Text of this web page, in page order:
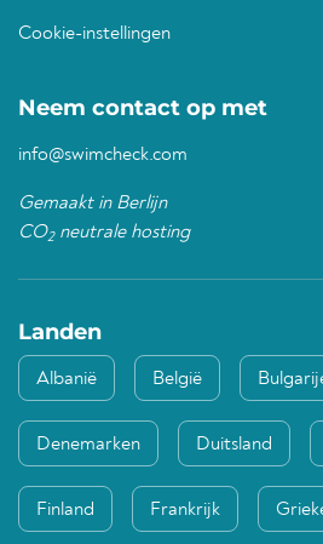
Cookie-instellingen
Neem contact op met
info@swimcheck.com
Gemaakt in Berlijn
CO2neutrale hosting
Landen
Albanië België
Denemarken Duitsland
Finland Frankrijk